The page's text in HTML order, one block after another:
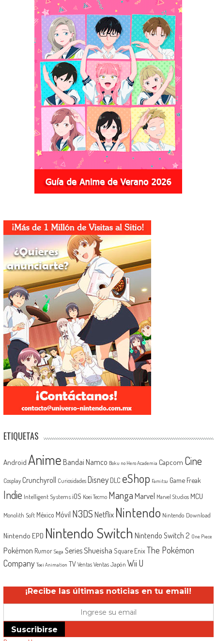
ETIQUETAS
Android Anime Bandai Namco Boku no Hero Academia Capcom Cine
Cosplay Crunchyroll Curiosidades Disney DLC eShop Famitsu Game Freak
Indie Intelligent Systems iOS Koei Tecmo MangaMarvel Marvel Studios MCU
Monolith Soft México Móvil N3DSNetflix Nintendo Nintendo Download
Nintendo EPD Nintendo Switch Nintendo Switch 2 One Piece
Pokémon Rumor Sega SeriesShueisha Square EnixThe Pokémon
Company Toei Animation TV Ventas Ventas Japón Wii U
¡Recibe las últimas noticias en tu email!
Suscribirse